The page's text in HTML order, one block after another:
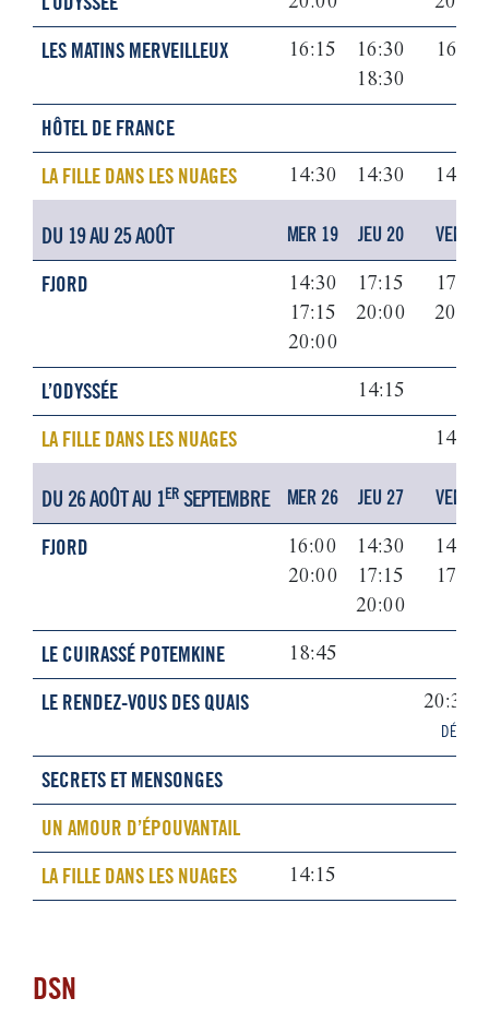
LES MATINS MERVEILLEUX 16:15
16:30
18:30
16:15
HÔTEL DE FRANCE
LA FILLE DANS LES NUAGES
14:30 14:30 14:30
DU 19 AU 25 AOÛT MER 19 JEU 20 VEN 21
FJORD
14:30
17:15
20:00
17:15
20:00
17:15
20:00
L’ODYSSÉE 14:15
LA FILLE DANS LES NUAGES 14:30
DU 26 AOÛT AU 1ER SEPTEMBRE MER 26 JEU 27 VEN 28
FJORD
16:00
20:00
14:30
17:15
20:00
14:30
17:15
LE CUIRASSÉ POTEMKINE 18:45
LE RENDEZ-VOUS DES QUAIS 20:30
DÉBAT
SECRETS ET MENSONGES
UN AMOUR D’ÉPOUVANTAIL
LA FILLE DANS LES NUAGES
14:15
DSN